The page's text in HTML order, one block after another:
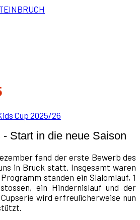
Start in die neue Saison
fand der erste Bewerb des
in Bruck statt. Insgesamt waren
standen ein Slalomlauf, 1
ein Hindernislauf und der
wird erfreulicherweise nun